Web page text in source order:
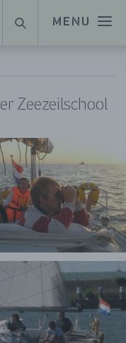
MENU
SUCHE
Zeezeilschool